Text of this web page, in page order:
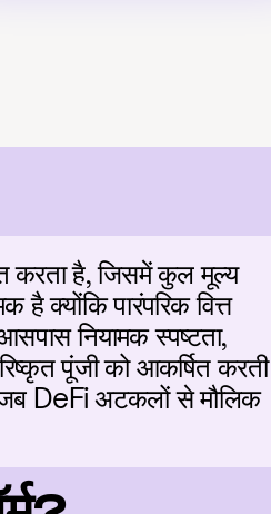
करता है, जिसमें कुल मूल्य
है क्योंकि पारंपरिक वित्त
नियामक स्पष्टता,
पूंजी को आकर्षित करती
जब DeFi अटकलों से मौलिक